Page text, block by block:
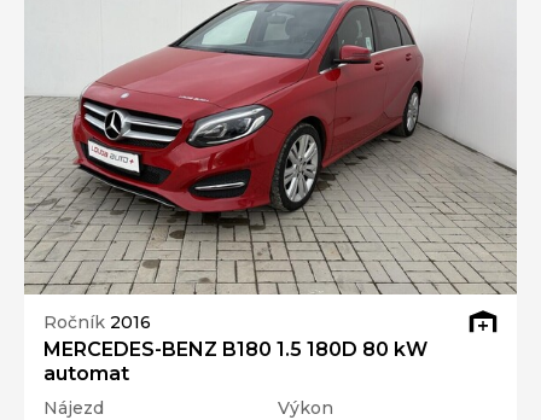
Ročník 2016
MERCEDES-BENZ B180 1.5 180D 80 kW
automat
Nájezd
Výkon